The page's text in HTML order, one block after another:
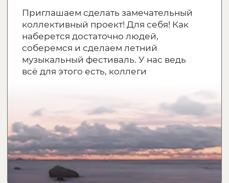
Хочу у вас работать
Мы всегда рады знакомству с теми, кто готов
погрузиться в наши вселенные и понять наш
подход к работе. Ознакомьтесь с актуальными
вакансиями на нашем сайте
Помощник режиссера и сценарист
Тестовое задание
Писать сценарии, проводить репетиции,
следить за труппой